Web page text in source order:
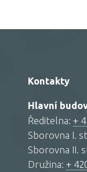
Kontakty
Hlavní
Ředitelna: +
Sborovna I.
Sborovna II.
Družina: +